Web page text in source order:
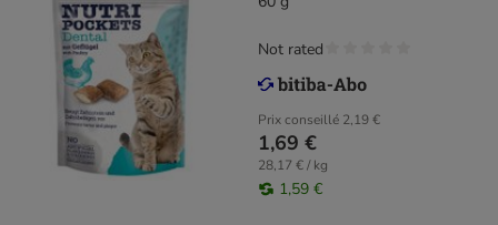
Prix conseillé 2,19 €
1,69 €
28,17 € / kg
1,59 €
Not rated